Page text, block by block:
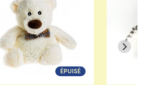
ÉPUISÉ